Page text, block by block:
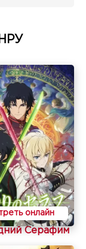
онлайн
Серафим